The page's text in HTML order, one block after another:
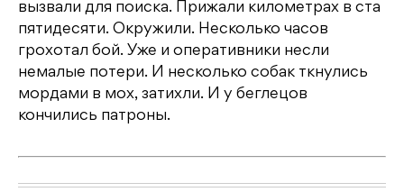
вызвали для поиска. Прижали километрах в ста
пятидесяти. Окружили. Несколько часов
грохотал бой. Уже и оперативники несли
немалые потери. И несколько собак ткнулись
мордами в мох, затихли. И у беглецов
кончились патроны.